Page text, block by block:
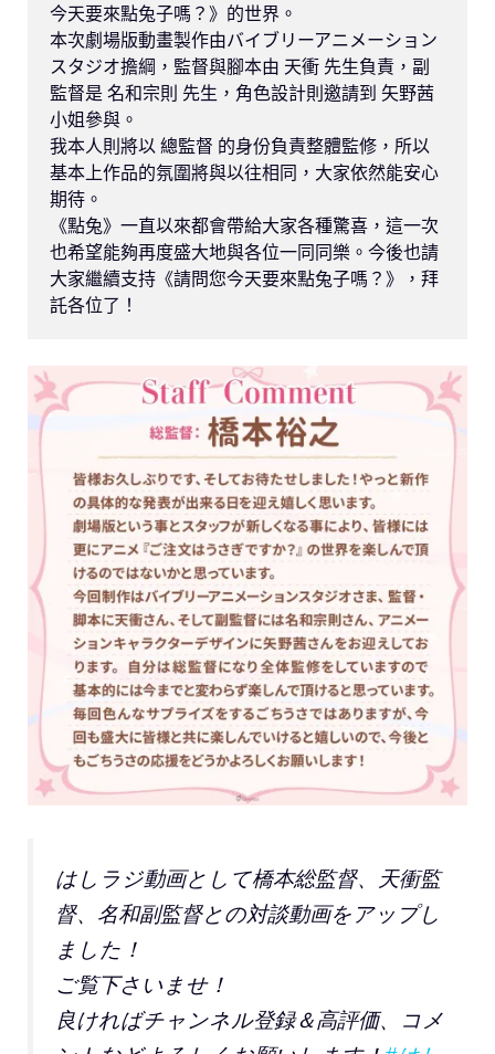
今天要來點兔子嗎？》的世界。
本次劇場版動畫製作由バイブリーアニメーション
スタジオ擔綱，監督與腳本由 天衝 先生負責，副
監督是 名和宗則 先生，角色設計則邀請到 矢野茜
小姐參與。
我本人則將以 總監督 的身份負責整體監修，所以
基本上作品的氛圍將與以往相同，大家依然能安心
期待。
《點兔》一直以來都會帶給大家各種驚喜，這一次
也希望能夠再度盛大地與各位一同同樂。今後也請
大家繼續支持《請問您今天要來點兔子嗎？》，拜
託各位了！
はしラジ動画として橋本総監督、天衝監
督、名和副監督との対談動画をアップし
ました！
ご覧下さいませ！
良ければチャンネル登録＆高評価、コメ